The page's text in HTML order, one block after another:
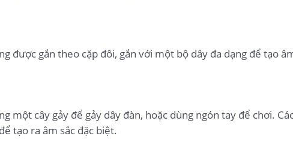
được gắn theo cặp đôi, gắn với một bộ dây đa dạng để tạo
một cây gảy để gảy dây đàn, hoặc dùng ngón tay để chơi.
tạo ra âm sắc đặc biệt.